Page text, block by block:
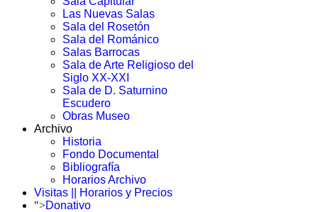
Las Nuevas Salas
Sala del Rosetón
Sala del Románico
Salas Barrocas
Sala de Arte Religioso del
Siglo XX-XXI
Sala de D. Saturnino
Escudero
Obras Museo
Archivo
Historia
Fondo Documental
Bibliografía
Horarios Archivo
Visitas || Horarios y Precios
">Donativo